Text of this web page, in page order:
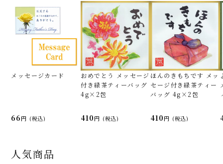
メッセージカード
66 (税込)
おめでとう メッセージ
付き緑茶ティーバッグ
4g×2包
410 (税込)
ほんのきもちです メッ
セージ付き緑茶ティー
バッグ 4g×2包
410 (税込)
人気商品